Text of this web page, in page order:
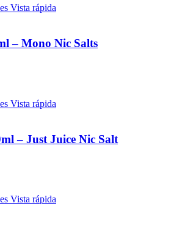
Vista rápida
– Mono Nic Salts
Vista rápida
– Just Juice Nic Salt
Vista rápida